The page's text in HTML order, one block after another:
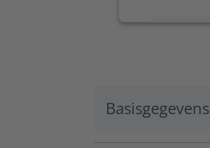
Basisgegevens